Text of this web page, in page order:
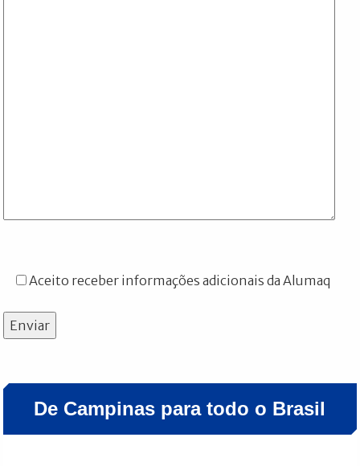
Aceito receber informações adicionais da Alumaq
Enviar
De Campinas para todo o Brasil